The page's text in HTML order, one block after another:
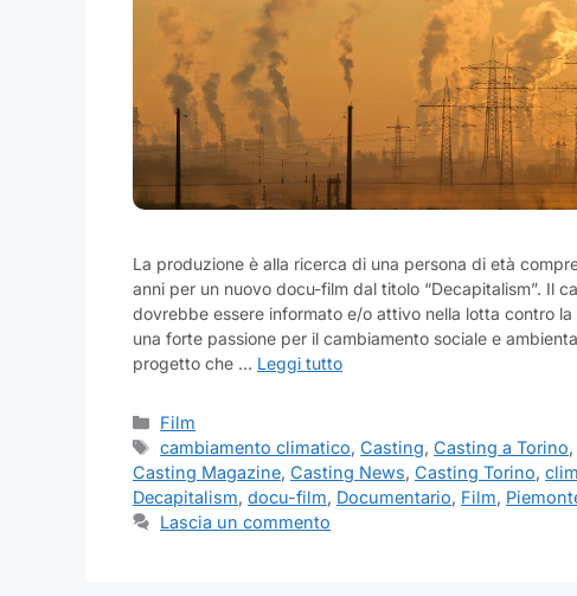
La produzione è alla ricerca di una persona di età
anni per un nuovo docu-film dal titolo “Decapitalism”. Il
dovrebbe essere informato e/o attivo nella lotta contro
una forte passione per il cambiamento sociale e
progetto che … Leggi tutto
Categorie
Film
Tag
cambiamento climatico,Casting,Casting a Torino
Casting Magazine, Casting News, Casting Torino,
Decapitalism, docu-film, Documentario, Film,
Lascia un commento